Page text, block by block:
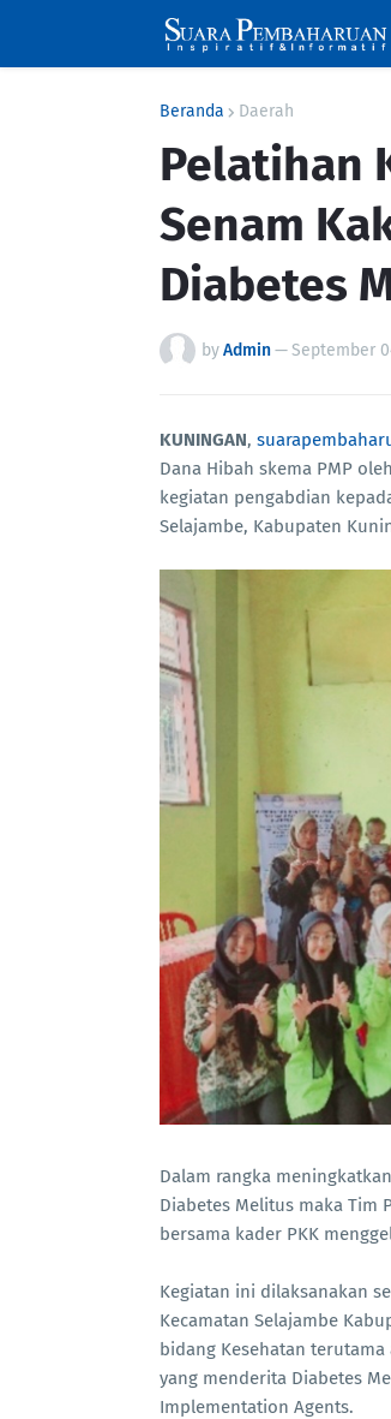
Beranda Daerah
Pelatihan
Senam
Diabetes
byAdmin—September
KUNINGAN,
Dana Hibah skema PMP
kegiatan pengabdian
Selajambe, Kabupaten
Dalam rangka
Diabetes Melitus maka Tim
bersama kader PKK
Kegiatan ini dilaksanakan
Kecamatan Selajambe
bidang Kesehatan
yang menderita Diabetes
Implementation Agents.